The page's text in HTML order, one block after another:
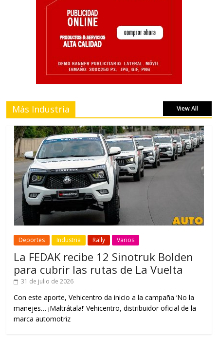
Más Industria View All
Deportes Industria Rally Varios
La FEDAK recibe 12 Sinotruk Bolden
para cubrir las rutas de La Vuelta
31 de julio de 2026
Con este aporte, Vehicentro da inicio a la campaña ‘No la
manejes… ¡Maltrátala!’ Vehicentro, distribuidor oficial de la
marca automotriz